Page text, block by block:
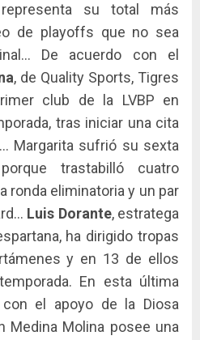
su total más
de playoffs que no sea
De acuerdo con el
, de Quality Sports, Tigres
club de la LVBP en
tras iniciar una cita
Margarita sufrió su sexta
trastabilló cuatro
ronda eliminatoria y un par
Luis Dorante, estratega
ha dirigido tropas
y en 13 de ellos
En esta última
el apoyo de la Diosa
Medina Molina posee una